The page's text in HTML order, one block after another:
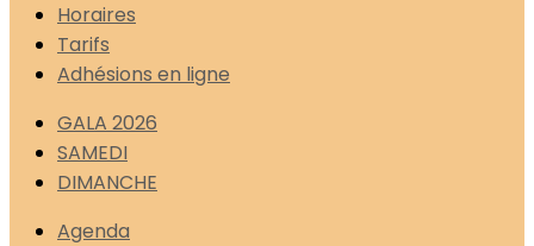
Horaires
Tarifs
Adhésions en ligne
GALA 2026
SAMEDI
DIMANCHE
Agenda